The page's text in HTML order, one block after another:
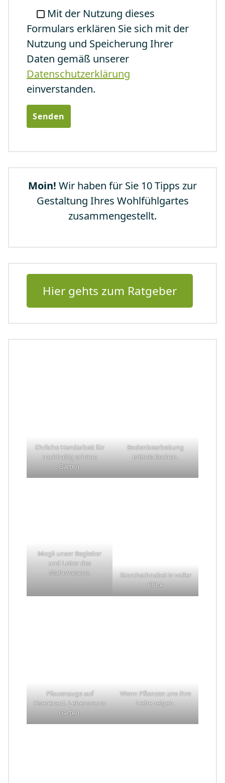
Mit der Nutzung dieses
Formulars erklären Sie sich mit der
Nutzung und Speicherung Ihrer
Daten gemäß unserer
Datenschutzerklärung
einverstanden.
Moin! Wir haben für Sie 10 Tipps zur
Gestaltung Ihres Wohlfühlgartes
zusammengestellt.
Hier gehts zum Ratgeber
Ehrliche Handarbeit für
nachhaltig schöne
Gärten.
Bodenbearbeitung
mittels Rechen.
Mogli unser Begleiter
und Leiter des
Mahnwesens.
Storchschnabel in voller
Blüte
Pfauenauge auf
Eisenkraut. Lebensraum
Garten.
Wenn Pflanzen uns ihre
Liebe zeigen.